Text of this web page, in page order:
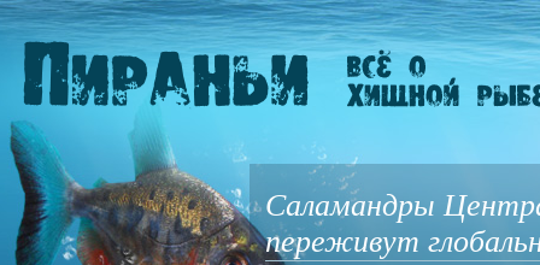
Cаламандры
переживут